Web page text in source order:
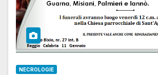
NECROLOGIE